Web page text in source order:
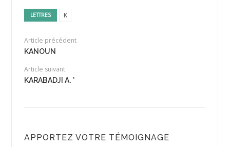
LETTRES K
Article précédent
KANOUN
Article suivant
KARABADJI A. *
APPORTEZ VOTRE TÉMOIGNAGE